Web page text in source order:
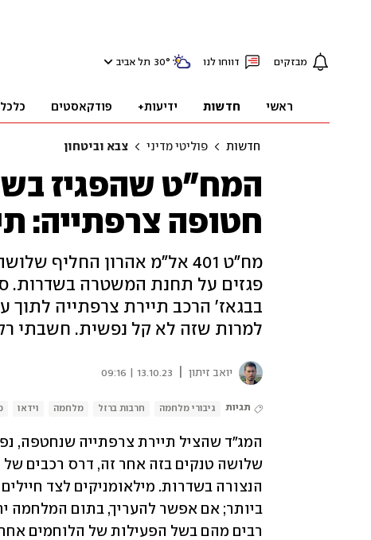
מבזקים דווחו לנו 30° תל אביב
ראשי חדשות ידיעות+ פודקאסטים
חדשות פוליטי מדיני צבא וביטחון
המח"ט שהפגיז
חטופה צרפתייה:
פגזים על תחנת המשטרה בשדרות.
בבגאז' הרכב תיירת צרפתייה לתוך
למרות שזה לא קל נפשית. חשבתי
יואב זיתון 13.10.23 | 09:16
תגיות גיבורי מלחמה חרבות ברזל מלחמה וידאו